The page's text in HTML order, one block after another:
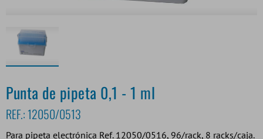
Punta de pipeta 0,1 - 1 ml
REF.: 12050/0513
Para pipeta electrónica Ref. 12050/0516, 96/rack, 8 racks/caja.